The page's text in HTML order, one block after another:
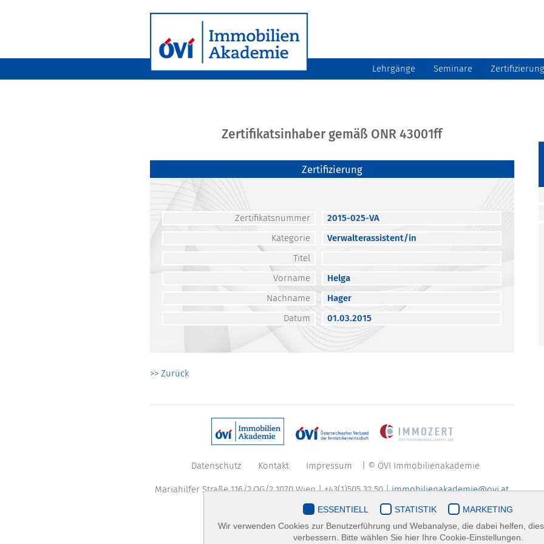
Lehrgänge Seminare Zertifizierung
Zertifikatsinhaber gemäß ONR 43001ff
Zertifizierung
Zertifikatsnummer
2015-025-VA
Kategorie
Verwalterassistent/in
Titel
Vorname
Helga
Nachname
Hager
Datum
01.03.2015
>> Zurück
Datenschutz Kontakt Impressum | © ÖVI Immobilienakademie
Mariahilfer Straße 116/2.OG/2 1070 Wien | +43(1)505 32 50 |immobilienakademie@ovi.at
ESSENTIELL STATISTIK
MARKETING
Wir verwenden Cookies zur Benutzerführung und Webanalyse, die dabei helfen,
verbessern. Bitte wählen Sie hier Ihre Cookie-Einstellungen.